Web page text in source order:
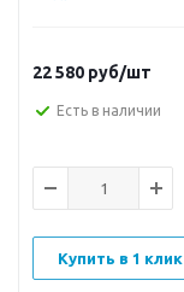
22 580 руб/шт
Есть в наличии
Купить в 1 клик